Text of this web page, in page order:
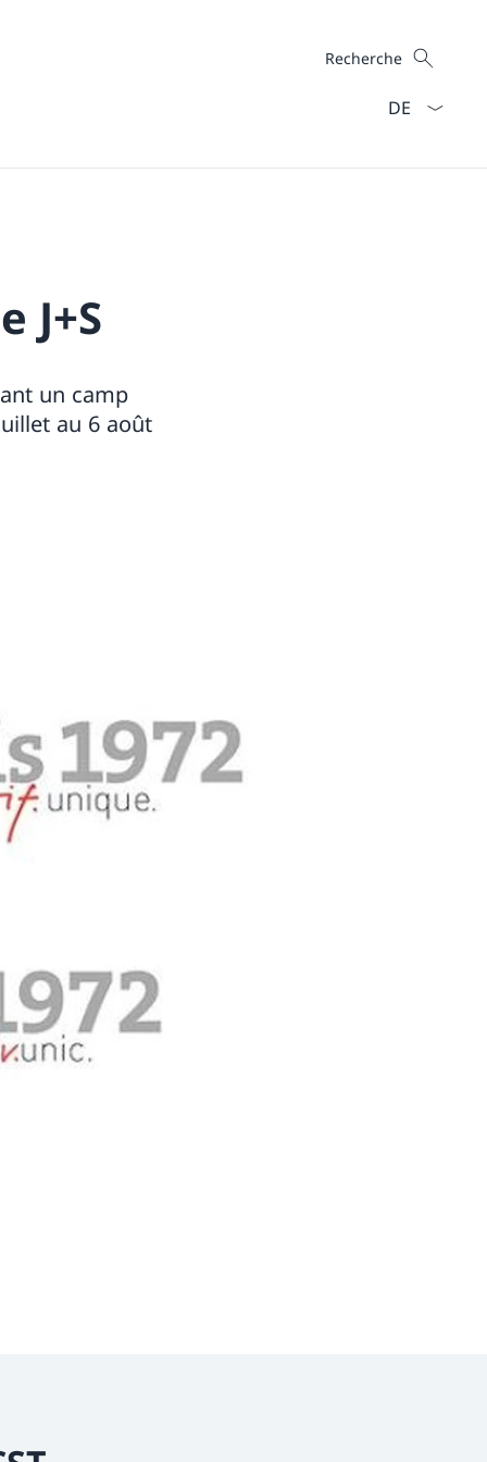
Recherche
Recherche
J+S
un camp
au 6 août